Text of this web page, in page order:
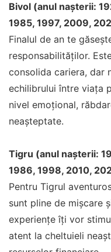
Bivol (anul nașterii:
1985, 1997, 2009,
Finalul de an te
responsabilităților.
consolida cariera, dar
echilibrului între viața
nivel emoțional,
neașteptate.
Tigru (anul nașterii:
1986, 1998, 2010,
Pentru Tigrul
sunt pline de mișcare
experiențe îți vor
atent la cheltuieli